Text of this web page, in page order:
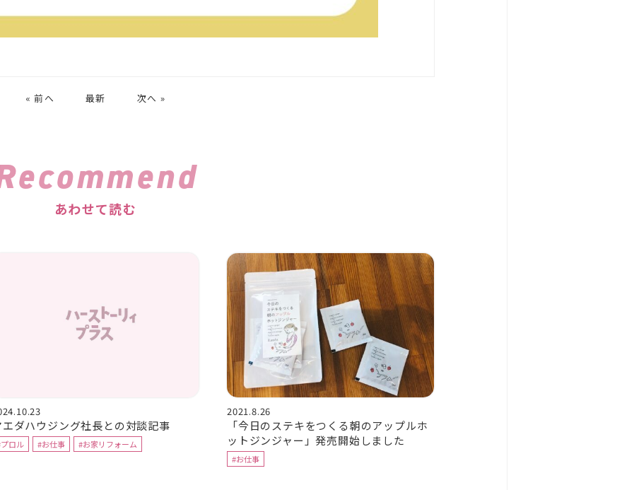
« 前へ 最新 次へ »
あわせて読む
エダハウジング社長との対談記事
ロル #お仕事 #お家リフォーム
2021.8.26
「今日のステキをつくる朝のアップルホ
ットジンジャー」発売開始しました
#お仕事